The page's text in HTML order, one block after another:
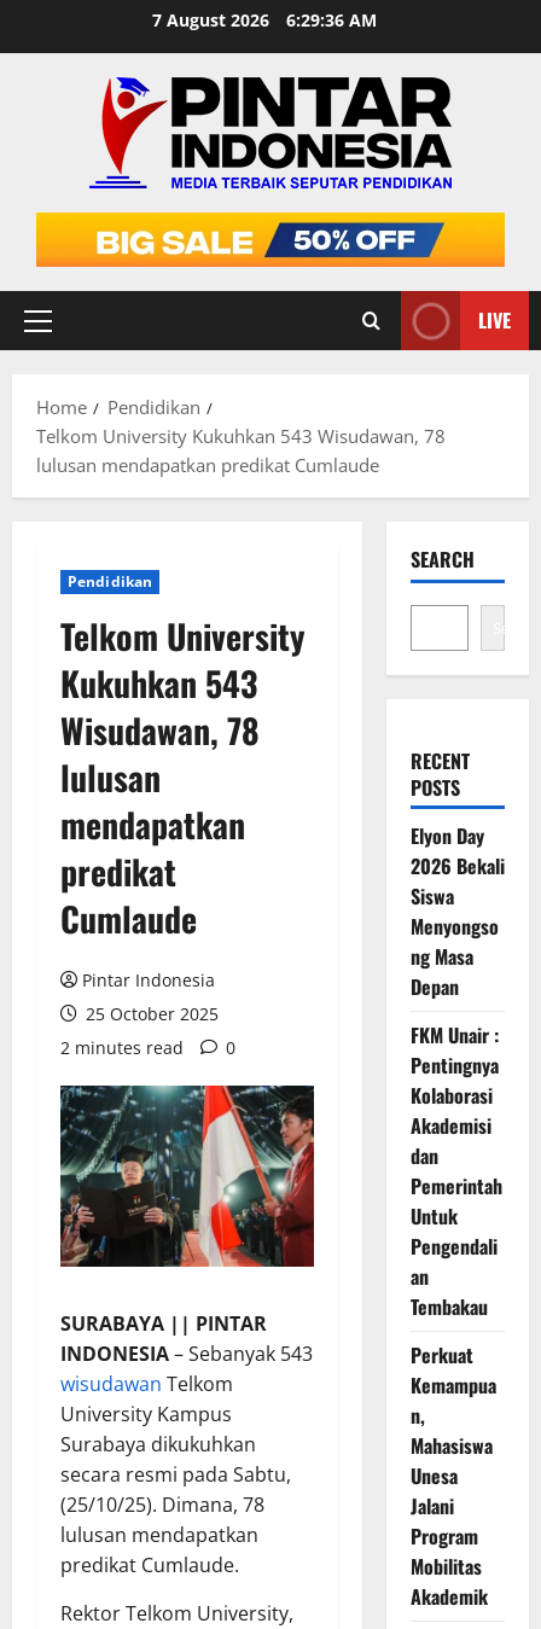
7 August 2026 6:29:37 AM
Primary
LIVE
Home
Pendidikan
Telkom University Kukuhkan 543 Wisudawan, 78
lulusan mendapatkan predikat Cumlaude
Pendidikan
Telkom University
Kukuhkan 543
Wisudawan, 78
lulusan
mendapatkan
predikat
Cumlaude
Pintar Indonesia
25 October 2025
2 minutes read
0
SURABAYA || PINTAR
INDONESIA– Sebanyak 543
wisudawan Telkom
University Kampus
Surabaya dikukuhkan
secara resmi pada Sabtu,
(25/10/25). Dimana, 78
lulusan mendapatkan
predikat Cumlaude.
Rektor Telkom University,
SEARCH
Search
RECENT
POSTS
Elyon Day
2026 Bekali
Siswa
Menyongso
ng Masa
Depan
FKM Unair :
Pentingnya
Kolaborasi
Akademisi
dan
Pemerintah
Untuk
Pengendali
an
Tembakau
Perkuat
Kemampua
n,
Mahasiswa
Unesa
Jalani
Program
Mobilitas
Akademik